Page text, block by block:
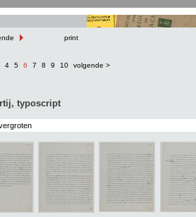
print
4 5 6 7 8 9 10 volgende >
typoscript